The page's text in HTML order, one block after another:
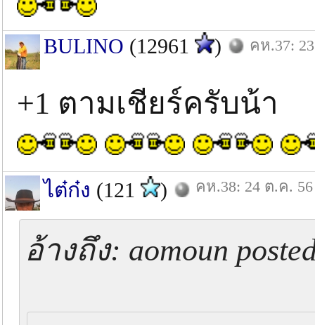
BULINO (12961 ) คห.37:
+1 ตามเชียร์ครับน้า
ไต๋ก๋ง (121 ) คห.38: 24 ต.ค. 56
อ้างถึง: aomoun